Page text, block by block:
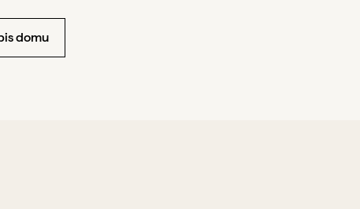
domu